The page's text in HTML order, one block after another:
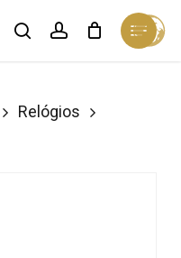
searchaccount
Menu
Close
Cart
Relógios